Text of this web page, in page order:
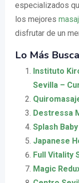
especializados
los mejores
disfrutar de un
Lo Más
Instituto
Sevilla –
Destressa
Splash
Japanese
Full Vitality
Magic